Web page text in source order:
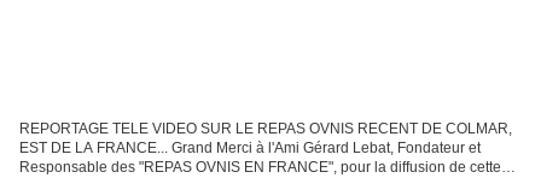
REPORTAGE TELE VIDEO SUR LE REPAS OVNIS RECENT DE COLMAR,
EST DE LA FRANCE... Grand Merci à l'Ami Gérard Lebat, Fondateur et
Responsable des "REPAS OVNIS EN FRANCE", pour la diffusion de cette